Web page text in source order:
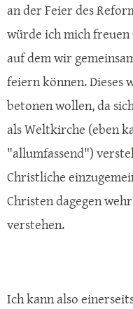
an der Feier des
würde ich mich freuen
auf dem wir
feiern können. Dieses
betonen wollen, da
als Weltkirche (eben
"allumfassend")
Christliche
Christen dagegen
verstehen.
Ich kann also